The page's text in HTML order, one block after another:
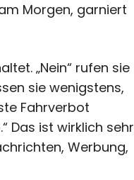
Morgen, garniert
„Nein“ rufen sie
sie wenigstens,
Fahrverbot
Das ist wirklich sehr
Werbung,